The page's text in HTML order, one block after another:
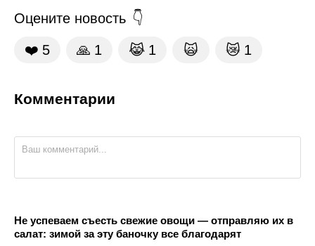
Оцените новость
❤️ 5 🙏 1 😹 1 🙀 😿 1
Комментарии
Не успеваем съесть свежие овощи — отправляю их в
салат: зимой за эту баночку все благодарят